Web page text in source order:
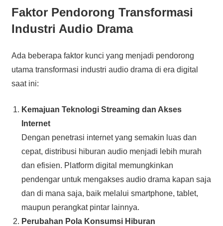
Faktor Pendorong Transformasi
Industri Audio Drama
Ada beberapa faktor kunci yang menjadi pendorong
utama transformasi industri audio drama di era digital
saat ini:
Kemajuan Teknologi Streaming dan Akses
Internet
Dengan penetrasi internet yang semakin luas dan
cepat, distribusi hiburan audio menjadi lebih murah
dan efisien. Platform digital memungkinkan
pendengar untuk mengakses audio drama kapan saja
dan di mana saja, baik melalui smartphone, tablet,
maupun perangkat pintar lainnya.
Perubahan Pola Konsumsi Hiburan